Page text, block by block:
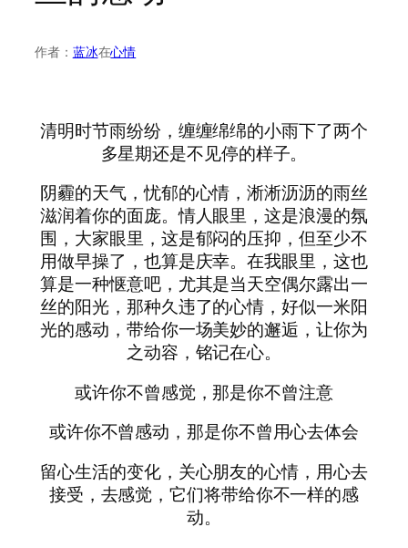
作者： 蓝冰在心情
清明时节雨纷纷，缠缠绵绵的小雨下了两个
多星期还是不见停的样子。
阴霾的天气，忧郁的心情，淅淅沥沥的雨丝
滋润着你的面庞。情人眼里，这是浪漫的氛
围，大家眼里，这是郁闷的压抑，但至少不
用做早操了，也算是庆幸。在我眼里，这也
算是一种惬意吧，尤其是当天空偶尔露出一
丝的阳光，那种久违了的心情，好似一米阳
光的感动，带给你一场美妙的邂逅，让你为
之动容，铭记在心。
或许你不曾感觉，那是你不曾注意
或许你不曾感动，那是你不曾用心去体会
留心生活的变化，关心朋友的心情，用心去
接受，去感觉，它们将带给你不一样的感
动。